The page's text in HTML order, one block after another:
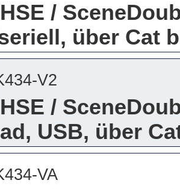
/
über Cat
V2
/
USB, über
VA